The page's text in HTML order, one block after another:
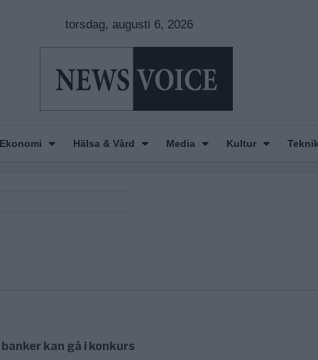
torsdag, augusti 6, 2026
Ekonomi Hälsa & Vård Media Kultur
kan gå i konkurs